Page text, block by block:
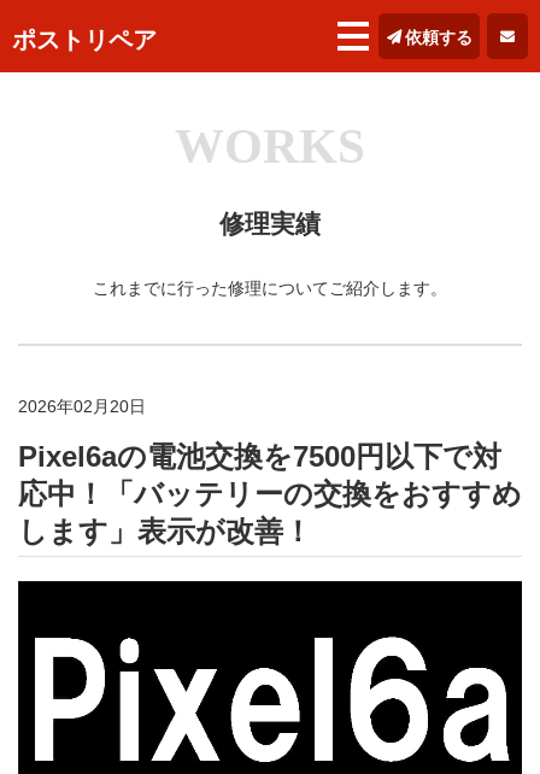
ポストリペア 依頼する
WORKS
修理実績
これまでに行った修理についてご紹介します。
2026年02月20日
Pixel6aの電池交換を7500円以下で対
応中！「バッテリーの交換をおすすめ
します」表示が改善！